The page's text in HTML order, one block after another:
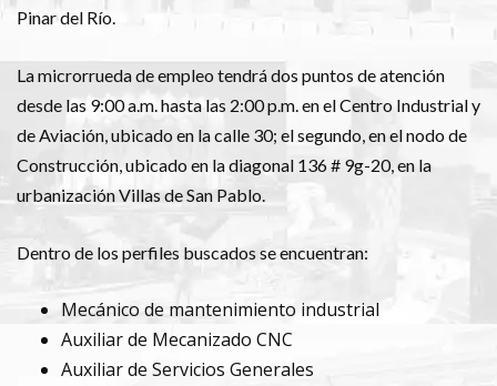
Pinar del Río.
La microrrueda de empleo tendrá dos puntos de atención
desde las 9:00 a.m. hasta las 2:00 p.m. en el Centro Industrial y
de Aviación, ubicado en la calle 30; el segundo, en el nodo de
Construcción, ubicado en la diagonal 136 # 9g-20, en la
urbanización Villas de San Pablo.
Dentro de los perfiles buscados se encuentran:
Mecánico de mantenimiento industrial
Auxiliar de Mecanizado CNC
Auxiliar de Servicios Generales